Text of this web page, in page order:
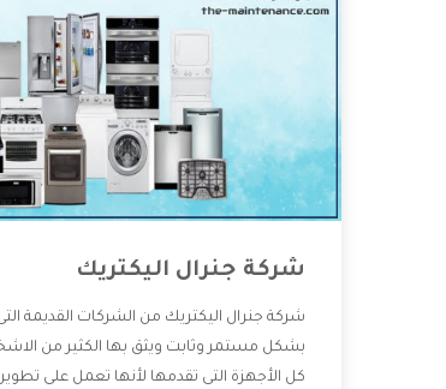
شركة جنرال اليكتريك
شركة جنرال اليكتريك من الشركات القديمة
بشكل مستمر وثابت ويثق بها الكثير من
كل الأجهزة التى تقدمها لأنها تعمل على